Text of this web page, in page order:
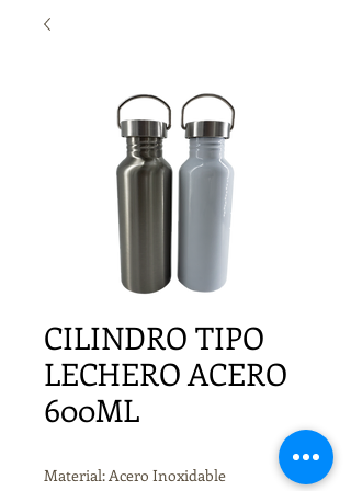
CILINDRO TIPO
LECHERO ACERO
600ML
Material: Acero Inoxidable